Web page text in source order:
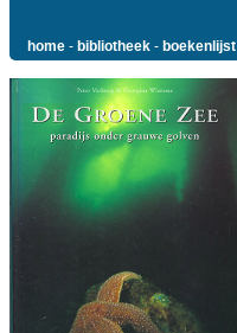
home - bibliotheek - boekenlijst